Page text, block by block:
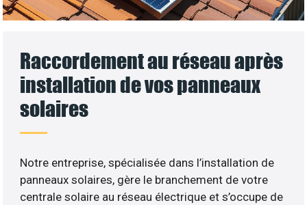
Raccordement au réseau après
installation de vos panneaux
solaires
Notre entreprise, spécialisée dans l’installation de
panneaux solaires, gère le branchement de votre
centrale solaire au réseau électrique et s’occupe de